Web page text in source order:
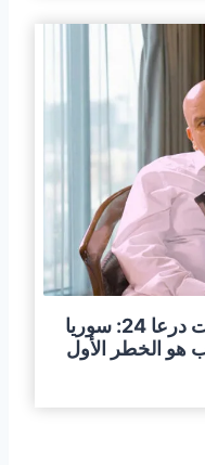
د. زيدون الزعبي لبودكاست درعا 24: سوريا
هو الخطر الأول